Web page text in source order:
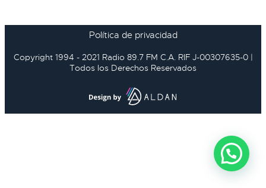
Política de privacidad
Copyright 1994 - 2021 Radio 89.7 FM C.A. RIF J-00307635-0 |
Todos los Derechos Reservados